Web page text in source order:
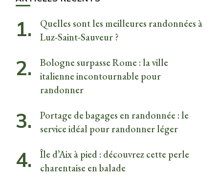
Quelles sont les meilleures randonnées à
Luz-Saint-Sauveur ?
Bologne surpasse Rome : la ville
italienne incontournable pour
randonner
Portage de bagages en randonnée : le
service idéal pour randonner léger
Île d’Aix à pied : découvrez cette perle
charentaise en balade